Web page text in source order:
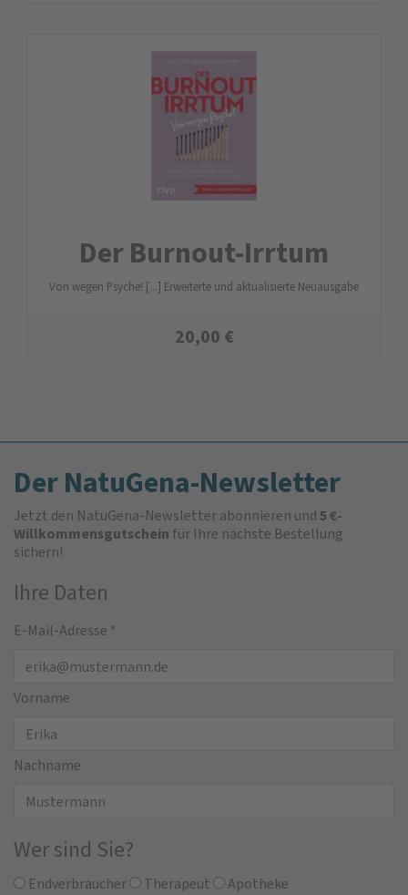
Der Burnout-Irrtum
Von wegen Psyche! [...] Erweiterte und aktualisierte Neuausgabe
20,00 €
Der NatuGena-Newsletter
Jetzt den NatuGena-Newsletter abonnieren und5 €-
Willkommensgutschein für Ihre nächste Bestellung
sichern!
Ihre Daten
E-Mail-Adresse *
Vorname
Nachname
Wer sind Sie?
Endverbraucher Therapeut Apotheke